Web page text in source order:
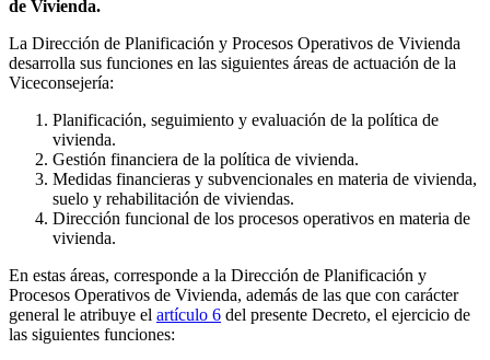
de Vivienda.
La Dirección de Planificación y Procesos Operativos de Vivienda
desarrolla sus funciones en las siguientes áreas de actuación de la
Viceconsejería:
Planificación, seguimiento y evaluación de la política de
vivienda.
Gestión financiera de la política de vivienda.
Medidas financieras y subvencionales en materia de vivienda,
suelo y rehabilitación de viviendas.
Dirección funcional de los procesos operativos en materia de
vivienda.
En estas áreas, corresponde a la Dirección de Planificación y
Procesos Operativos de Vivienda, además de las que con carácter
general le atribuye el artículo 6 del presente Decreto, el ejercicio de
las siguientes funciones: